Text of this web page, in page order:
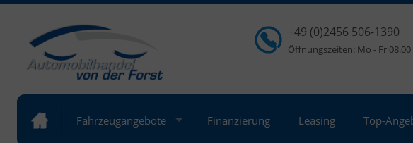
+49 (0)2456 506-1390
Öffnungszeiten: Mo - Fr 08.00
Fahrzeugangebote Finanzierung Leasing Top-